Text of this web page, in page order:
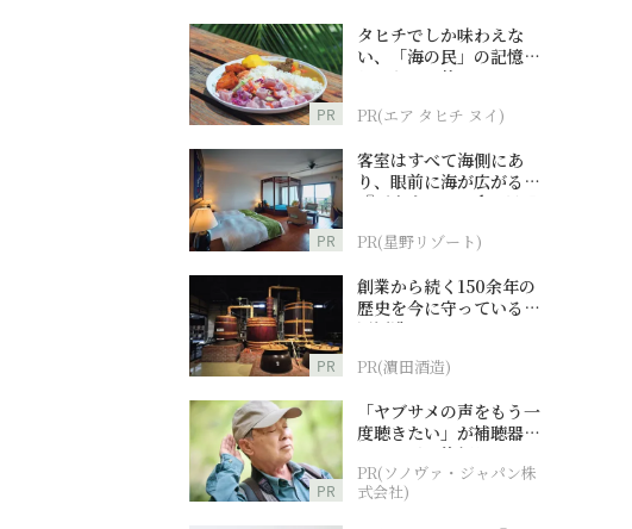
PR
タヒチでしか味わえな
い、「海の民」の記憶へ
とつながる旅
PR(エア タヒチ ヌイ)
PR
客室はすべて海側にあ
り、眼前に海が広がる
『西表島ホテル by 星野
PR(星野リゾート)
PR
創業から続く150余年の
歴史を今に守っている濵
田酒造
PR(濵田酒造)
PR
「ヤブサメの声をもう一
度聴きたい」が補聴器チ
ャレンジの後押しに
PR(ソノヴァ・ジャパン株
式会社)